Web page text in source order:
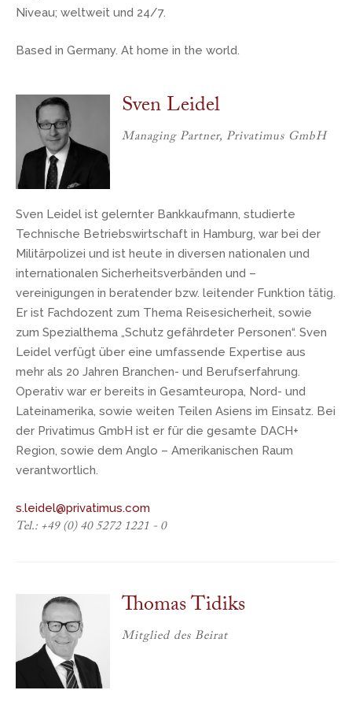
Niveau; weltweit und 24/7.
Based in Germany. At home in the world.
Sven Leidel
Managing Partner, Privatimus GmbH
Sven Leidel ist gelernter Bankkaufmann, studierte
Technische Betriebswirtschaft in Hamburg, war bei der
Militärpolizei und ist heute in diversen nationalen und
internationalen Sicherheitsverbänden und –
vereinigungen in beratender bzw. leitender Funktion tätig.
Er ist Fachdozent zum Thema Reisesicherheit, sowie
zum Spezialthema „Schutz gefährdeter Personen“. Sven
Leidel verfügt über eine umfassende Expertise aus
mehr als 20 Jahren Branchen- und Berufserfahrung.
Operativ war er bereits in Gesamteuropa, Nord- und
Lateinamerika, sowie weiten Teilen Asiens im Einsatz. Bei
der Privatimus GmbH ist er für die gesamte DACH+
Region, sowie dem Anglo – Amerikanischen Raum
verantwortlich.
s.leidel@privatimus.com
Tel.: +49 (0) 40 5272 1221 - 0
Thomas Tidiks
Mitglied des Beirat